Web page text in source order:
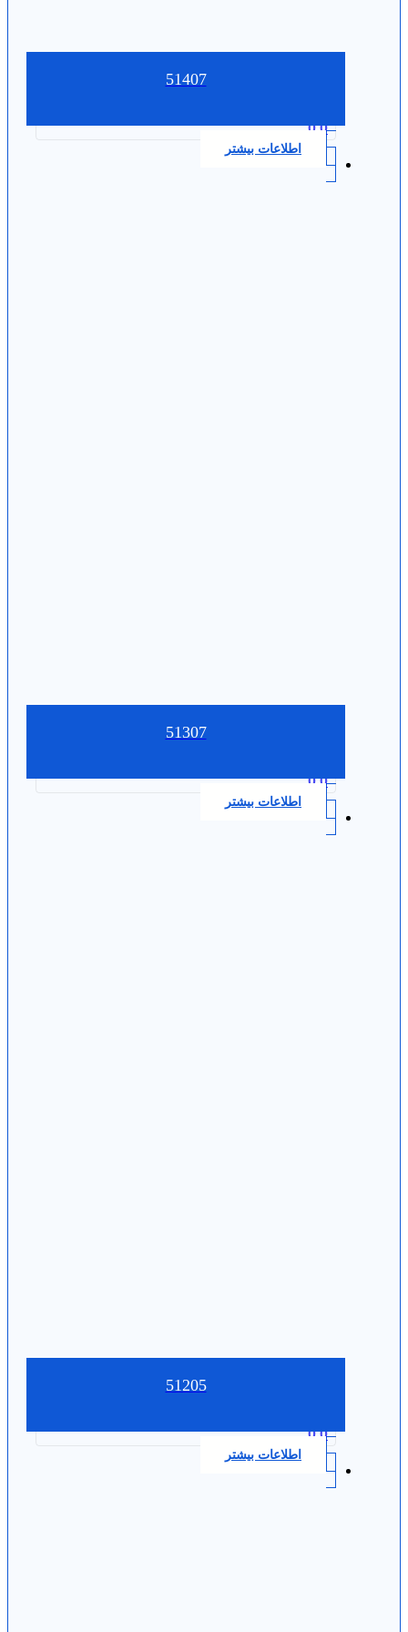
51407
0.0
اطلاعات بیشتر
51307
0.0
اطلاعات بیشتر
51205
0.0
اطلاعات بیشتر